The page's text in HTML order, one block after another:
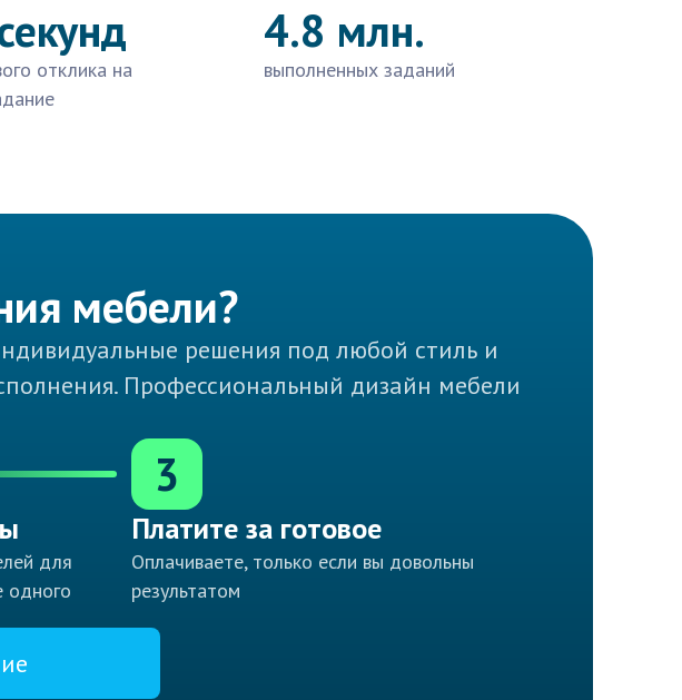
отклика на
4.8 млн.
выполненных заданий
мебели?
решения под любой стиль и
Профессиональный дизайн мебели
для
одного
3
Платите за готовое
Оплачиваете, только если вы довольны
результатом